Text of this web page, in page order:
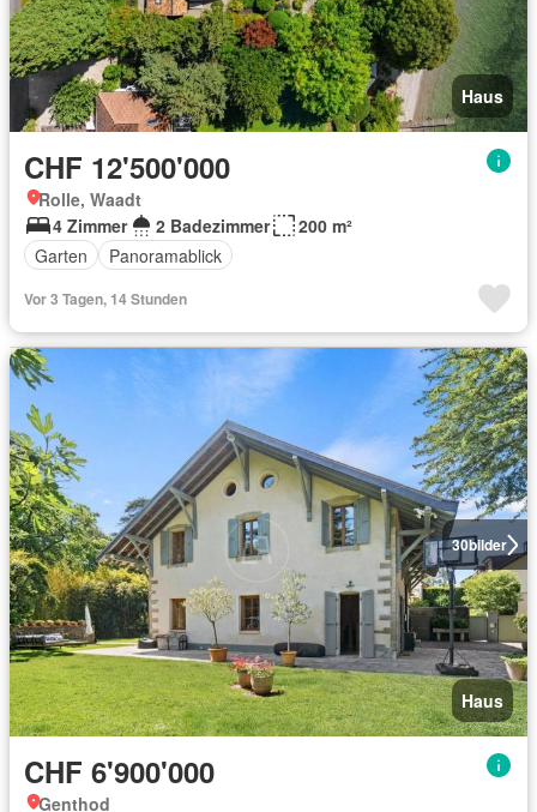
Haus
CHF 12'500'000
Rolle, Waadt
4 Zimmer
2 Badezimmer
200 m²
Garten
Panoramablick
Vor 3 Tagen, 14 Stunden
30bilder
Haus
CHF 6'900'000
Genthod